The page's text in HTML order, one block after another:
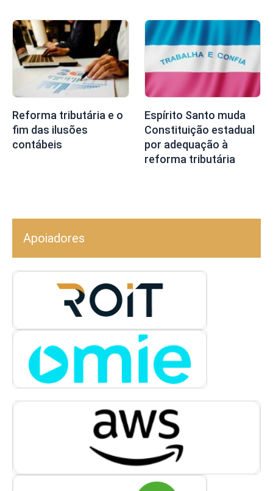
Reforma tributária e o
fim das ilusões
contábeis
Espírito Santo muda
Constituição estadual
por adequação à
reforma tributária
Apoiadores